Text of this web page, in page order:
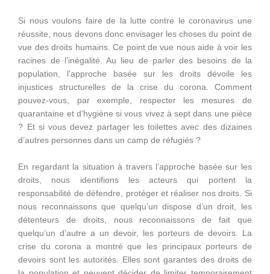
Si nous voulons faire de la lutte contre le coronavirus une
réussite, nous devons donc envisager les choses du point de
vue des droits humains. Ce point de vue nous aide à voir les
racines de l’inégalité. Au lieu de parler des besoins de la
population, l’approche basée sur les droits dévoile les
injustices structurelles de la crise du corona. Comment
pouvez-vous, par exemple, respecter les mesures de
quarantaine et d’hygiène si vous vivez à sept dans une pièce
? Et si vous devez partager les toilettes avec des dizaines
d’autres personnes dans un camp de réfugiés ?
En regardant la situation à travers l’approche basée sur les
droits, nous identifions les acteurs qui portent la
responsabilité de défendre, protéger et réaliser nos droits. Si
nous reconnaissons que quelqu’un dispose d’un droit, les
détenteurs de droits, nous reconnaissons de fait que
quelqu’un d’autre a un devoir, les porteurs de devoirs. La
crise du corona a montré que les principaux porteurs de
devoirs sont les autorités. Elles sont garantes des droits de